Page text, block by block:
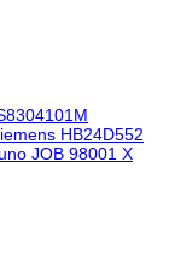
HB24D552
JOB 98001 X